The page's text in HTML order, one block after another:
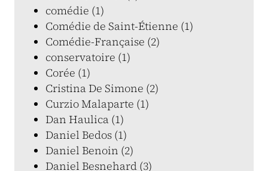
comédie (1)
Comédie de Saint-Étienne (1)
Comédie-Française (2)
conservatoire (1)
Corée (1)
Cristina De Simone (2)
Curzio Malaparte (1)
Dan Haulica (1)
Daniel Bedos (1)
Daniel Benoin (2)
Daniel Besnehard (3)